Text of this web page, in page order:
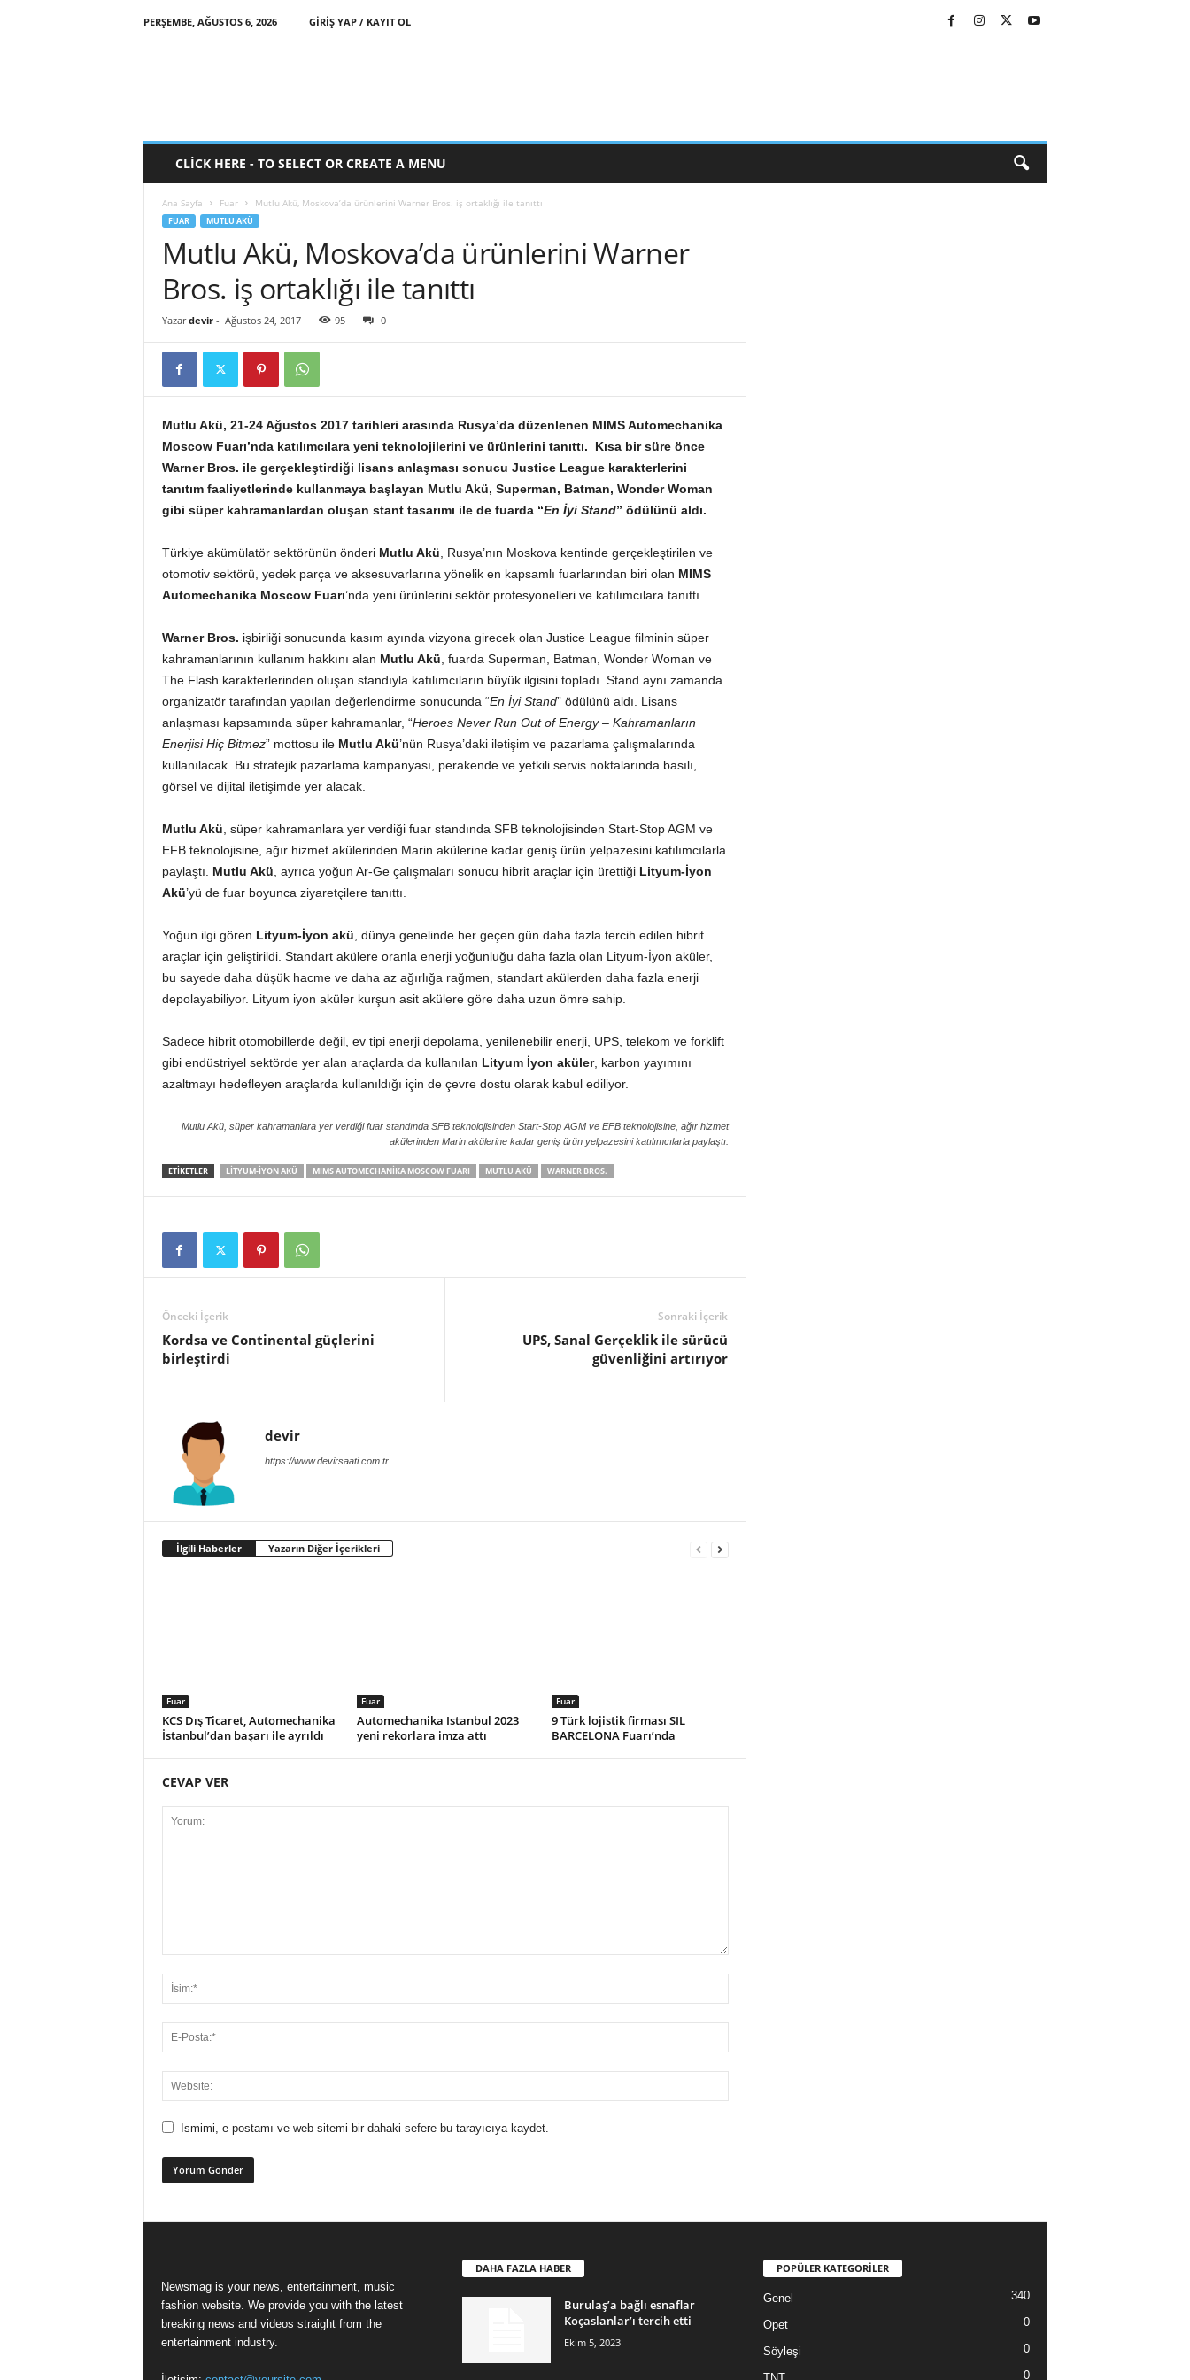
PERŞEMBE, AĞUSTOS 6, 2026 GIRIŞ YAP / KAYIT OL
CLICK HERE - TO SELECT OR CREATE A MENU
Ana Sayfa Fuar Mutlu Akü, Moskova’da ürünlerini Warner Bros. iş ortaklığı ile tanıttı
FUAR MUTLU AKÜ
Mutlu Akü, Moskova’da ürünlerini Warner
Bros. iş ortaklığı ile tanıttı
Yazar devir- Ağustos 24, 2017 95 0
Mutlu Akü, 21-24 Ağustos 2017 tarihleri arasında Rusya’da düzenlenen MIMS Automechanika
Moscow Fuarı’nda katılımcılara yeni teknolojilerini ve ürünlerini tanıttı. Kısa bir süre önce
Warner Bros. ile gerçekleştirdiği lisans anlaşması sonucu Justice League karakterlerini
tanıtım faaliyetlerinde kullanmaya başlayan Mutlu Akü, Superman, Batman, Wonder Woman
gibi süper kahramanlardan oluşan stant tasarımı ile de fuarda “En İyi Stand” ödülünü aldı.
Türkiye akümülatör sektörünün önderi Mutlu Akü , Rusya’nın Moskova kentinde gerçekleştirilen ve
otomotiv sektörü, yedek parça ve aksesuvarlarına yönelik en kapsamlı fuarlarından biri olan MIMS
Automechanika Moscow Fuarı’nda yeni ürünlerini sektör profesyonelleri ve katılımcılara tanıttı.
Warner Bros. işbirliği sonucunda kasım ayında vizyona girecek olan Justice League filminin süper
kahramanlarının kullanım hakkını alan Mutlu Akü , fuarda Superman, Batman, Wonder Woman ve
The Flash karakterlerinden oluşan standıyla katılımcıların büyük ilgisini topladı. Stand aynı zamanda
organizatör tarafından yapılan değerlendirme sonucunda “En İyi Stand” ödülünü aldı. Lisans
anlaşması kapsamında süper kahramanlar, “Heroes Never Run Out of Energy – Kahramanların
Enerjisi Hiç Bitmez” mottosu ile Mutlu Akü’nün Rusya’daki iletişim ve pazarlama çalışmalarında
kullanılacak. Bu stratejik pazarlama kampanyası, perakende ve yetkili servis noktalarında basılı,
görsel ve dijital iletişimde yer alacak.
Mutlu Akü , süper kahramanlara yer verdiği fuar standında SFB teknolojisinden Start-Stop AGM ve
EFB teknolojisine, ağır hizmet akülerinden Marin akülerine kadar geniş ürün yelpazesini katılımcılarla
paylaştı. Mutlu Akü , ayrıca yoğun Ar-Ge çalışmaları sonucu hibrit araçlar için ürettiği Lityum-İyon
Akü’yü de fuar boyunca ziyaretçilere tanıttı.
Yoğun ilgi gören Lityum-İyon akü , dünya genelinde her geçen gün daha fazla tercih edilen hibrit
araçlar için geliştirildi. Standart akülere oranla enerji yoğunluğu daha fazla olan Lityum-İyon aküler,
bu sayede daha düşük hacme ve daha az ağırlığa rağmen, standart akülerden daha fazla enerji
depolayabiliyor. Lityum iyon aküler kurşun asit akülere göre daha uzun ömre sahip.
Sadece hibrit otomobillerde değil, ev tipi enerji depolama, yenilenebilir enerji, UPS, telekom ve forklift
gibi endüstriyel sektörde yer alan araçlarda da kullanılan Lityum İyon aküler, karbon yayımını
azaltmayı hedefleyen araçlarda kullanıldığı için de çevre dostu olarak kabul ediliyor.
Mutlu Akü, süper kahramanlara yer verdiği fuar standında SFB teknolojisinden Start-Stop AGM ve EFB teknolojisine, ağır hizmet
akülerinden Marin akülerine kadar geniş ürün yelpazesini katılımcılarla paylaştı.
ETIKETLER LITYUM-IYON AKÜ MIMS AUTOMECHANIKA MOSCOW FUARI MUTLU AKÜ WARNER BROS.
Önceki İçerik
Kordsa ve Continental güçlerini
birleştirdi
Sonraki İçerik
UPS, Sanal Gerçeklik ile sürücü
güvenliğini artırıyor
devir
https://www.devirsaati.com.tr
İlgili Haberler Yazarın Diğer İçerikleri
Fuar
KCS Dış Ticaret, Automechanika
İstanbul’dan başarı ile ayrıldı
Fuar
Automechanika Istanbul 2023
yeni rekorlara imza attı
Fuar
9 Türk lojistik firması SIL
BARCELONA Fuarı’nda
CEVAP VER
Ismimi, e-postamı ve web sitemi bir dahaki sefere bu tarayıcıya kaydet.
Newsmag is your news, entertainment, music
fashion website. We provide you with the latest
breaking news and videos straight from the
entertainment industry.
DAHA FAZLA HABER
Burulaş’a bağlı esnaflar
Koçaslanlar’ı tercih etti
Ekim 5, 2023
POPÜLER KATEGORİLER
Genel 340
Opet 0
Söyleşi 0
0